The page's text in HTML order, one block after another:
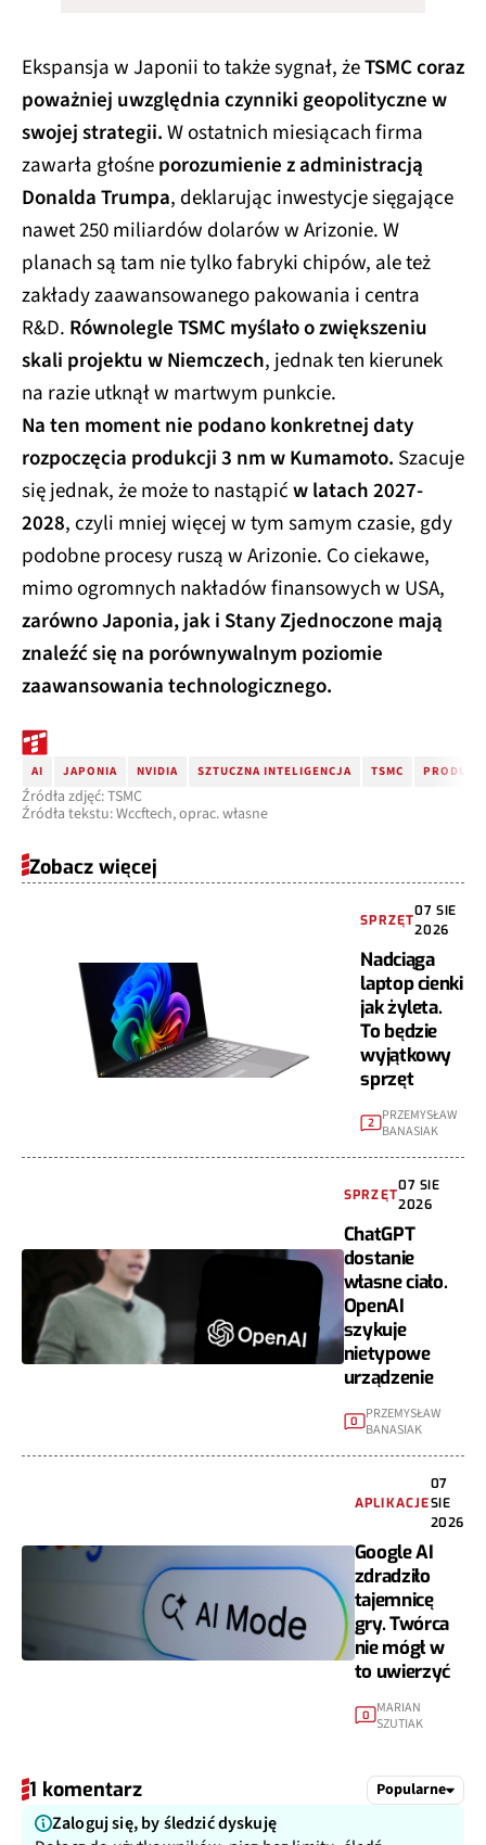
Ekspansja w Japonii to także sygnał, żeTSMC coraz
poważniej uwzględnia czynniki geopolityczne w
swojej strategii.W ostatnich miesiącach firma
zawarła głośneporozumienie z administracją
Donalda Trumpa, deklarując inwestycje sięgające
nawet 250 miliardów dolarów w Arizonie. W
planach są tam nie tylko fabryki chipów, ale też
zakłady zaawansowanego pakowania i centra
R&D. Równolegle TSMC myślało o zwiększeniu
skali projektu w Niemczech, jednak ten kierunek
na razie utknął w martwym punkcie.
Na ten moment nie podano konkretnej daty
rozpoczęcia produkcji 3 nm w Kumamoto. Szacuje
się jednak, że może to nastąpićw latach 2027-
2028, czyli mniej więcej w tym samym czasie, gdy
podobne procesy ruszą w Arizonie. Co ciekawe,
mimo ogromnych nakładów finansowych w USA,
zarówno Japonia, jak i Stany Zjednoczone mają
znaleźć się na porównywalnym poziomie
zaawansowania technologicznego.
AI JAPONIA NVIDIA SZTUCZNA INTELIGENCJA TSMC
Źródła zdjęć: TSMC
Źródła tekstu: Wccftech, oprac. własne
Zobacz więcej
SPRZĘT
07 SIE
2026
Nadciąga
laptop cienki
jak żyleta.
To będzie
wyjątkowy
sprzęt
2
PRZEMYSŁAW
BANASIAK
SPRZĘT
07 SIE
2026
ChatGPT
dostanie
własne ciało.
OpenAI
szykuje
nietypowe
urządzenie
0 PRZEMYSŁAW
BANASIAK
APLIKACJE
07
SIE
2026
Google AI
zdradziło
tajemnicę
gry. Twórca
nie mógł w
to uwierzyć
0
MARIAN
SZUTIAK
1 komentarz Popularne
Zaloguj się, by śledzić dyskuję